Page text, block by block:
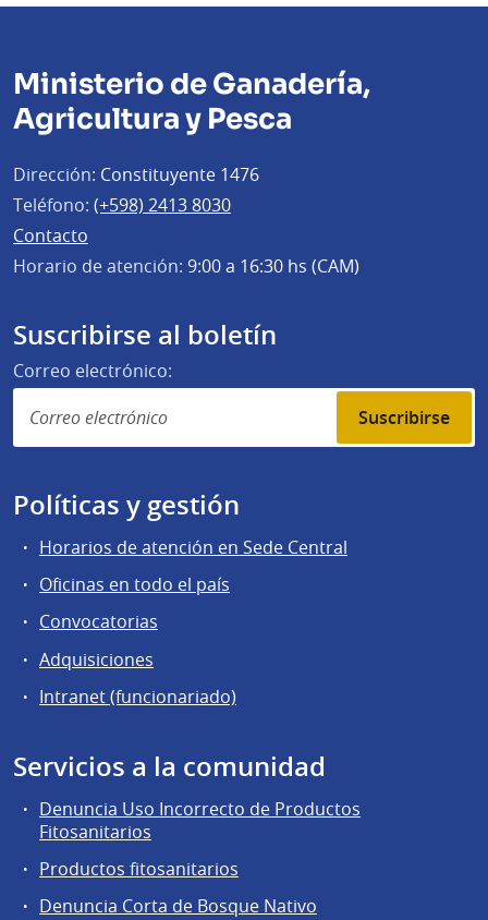
Ministerio de Ganadería,
Agricultura y Pesca
Dirección: Constituyente 1476
Teléfono: (+598) 2413 8030
Contacto
Horario de atención: 9:00 a 16:30 hs (CAM)
Suscribirse al boletín
Correo electrónico:
Suscribirse
Políticas y gestión
Horarios de atención en Sede Central
Oficinas en todo el país
Convocatorias
Adquisiciones
Intranet (funcionariado)
Servicios a la comunidad
Denuncia Uso Incorrecto de Productos
Fitosanitarios
Productos fitosanitarios
Denuncia Corta de Bosque Nativo